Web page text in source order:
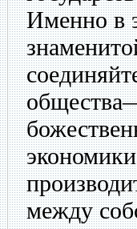
Именно в
между